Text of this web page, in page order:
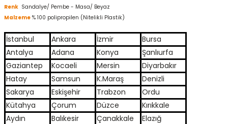
Renk Sandalye/ Pembe - Masa/ Beyaz
Malzeme % 100 polipropilen (Nitelikli Plastik)
İstanbul Ankara İzmir
Bursa
Antalya
Adana Konya
Şanlıurfa
Gaziantep
Kocaeli Mersin
Diyarbakır
Hatay
Samsun K.Maraş
Denizli
Sakarya
Eskişehir Trabzon
Ordu
Kütahya
Çorum Düzce
Kırıkkale
Aydın
Balıkesir Çanakkale
Elazığ